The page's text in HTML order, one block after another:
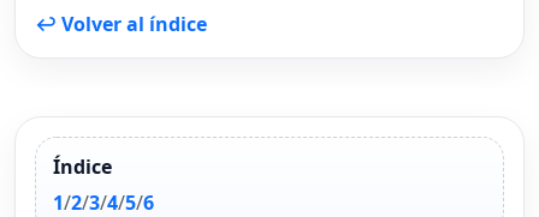
↩ Volver al índice
Índice
1/2/3/4/5/6